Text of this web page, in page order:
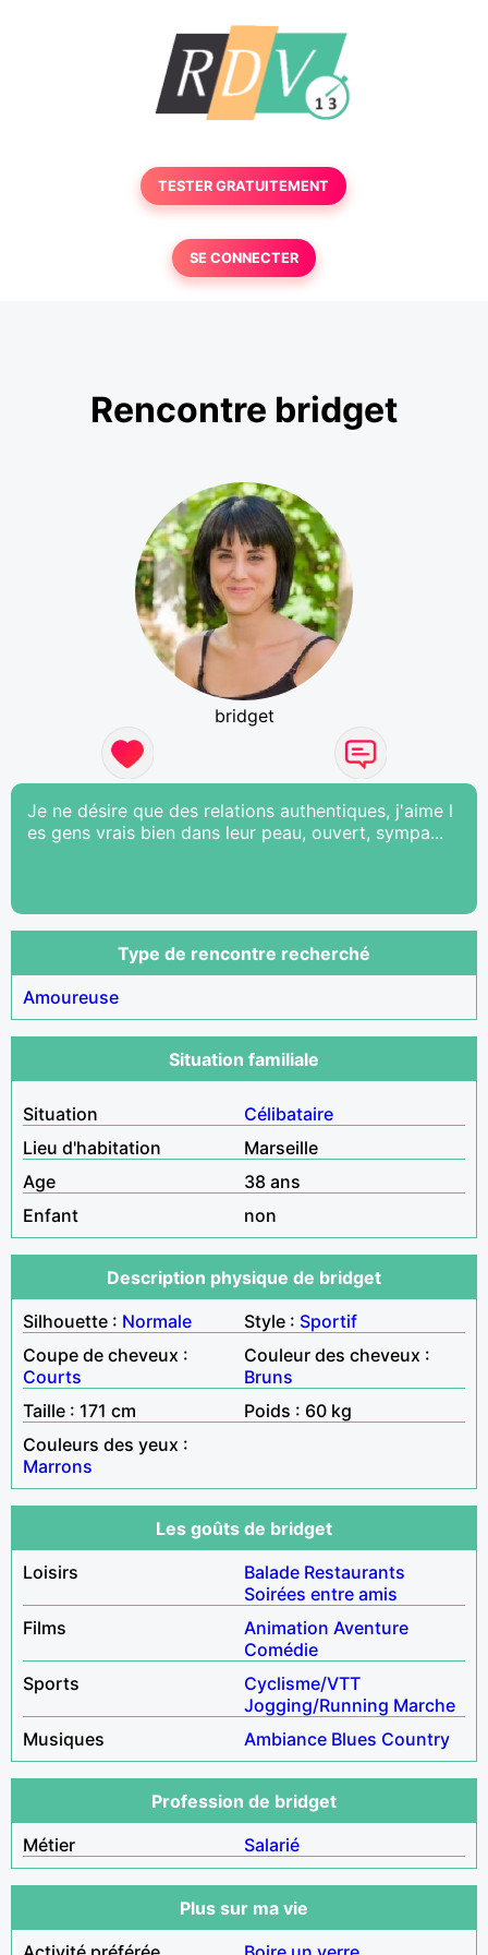
TESTER GRATUITEMENT
SE CONNECTER
Rencontre bridget
bridget
Je ne désire que des relations authentiques, j'aime l
es gens vrais bien dans leur peau, ouvert, sympa...
Type de rencontre recherché
Amoureuse
Situation familiale
Situation
Célibataire
Lieu d'habitation
Marseille
Age
38 ans
Enfant
non
Description physique de bridget
Silhouette : Normale Style : Sportif
Coupe de cheveux :
Courts
Couleur des cheveux :
Bruns
Taille : 171 cm
Poids : 60 kg
Couleurs des yeux :
Marrons
Les goûts de bridget
Loisirs
Balade Restaurants
Soirées entre amis
Films
Animation Aventure
Comédie
Sports
Cyclisme/VTT
Jogging/Running Marche
Musiques
Ambiance Blues Country
Profession de bridget
Métier
Salarié
Plus sur ma vie